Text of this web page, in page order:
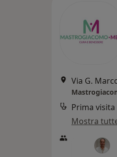
Via G.
Prima
Mostra